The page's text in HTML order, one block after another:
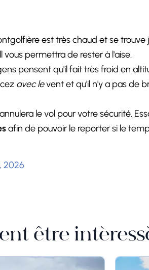
est très chaud et se trouve
permettra de rester à l'aise.
pensent qu'il fait très froid en
avec levent et qu'il n'y a pas de
le vol pour votre sécurité.
afin de pouvoir le reporter si le
2026
être